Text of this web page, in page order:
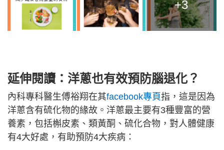
+3
延伸閱讀： 洋蔥也有效預防腦退化？
內科專科醫生傅裕翔在其facebook專頁指，這是因為
洋蔥含有硫化物的緣故。洋蔥最主要有3種豐富的營
養素，包括槲皮素、類黃酮、硫化合物，對人體健康
有4大好處，有助預防4大疾病：